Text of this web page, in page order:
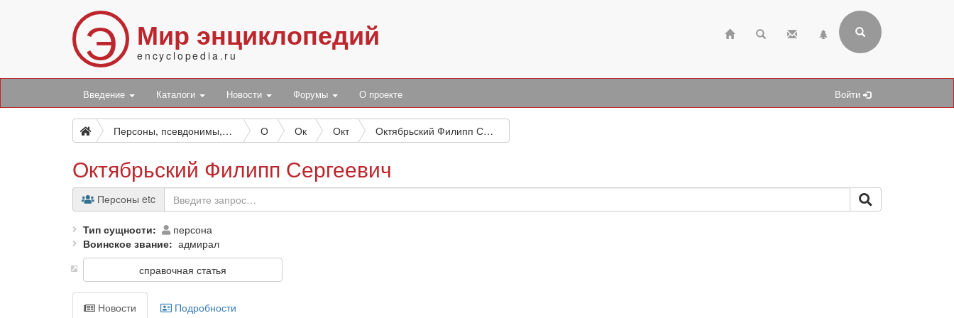
Э Мир энциклопедий
encyclopedia.ru
Введение Каталоги Новости Форумы О проекте Войти
Персоны, псевдонимы, персонажи и боты О Ок Окт Октябрьский Филипп Сергеевич
Октябрьский Филипп Сергеевич
Персоны etc
Тип сущности
персона
Воинское звание
адмирал
справочная статья
Новости Подробности